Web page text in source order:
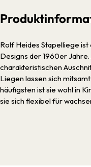
Rolf Heides Stapelliege
Designs der 1960er
charakteristischen
Liegen lassen sich
häufigsten ist sie wohl in
sie sich flexibel für